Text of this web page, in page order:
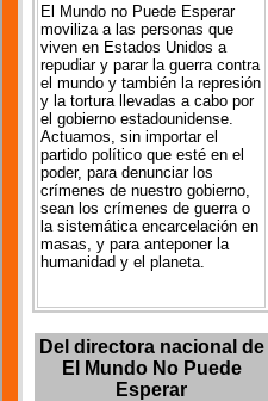
El Mundo no Puede Esperar
moviliza a las personas que
viven en Estados Unidos a
repudiar y parar la guerra contra
el mundo y también la represión
y la tortura llevadas a cabo por
el gobierno estadounidense.
Actuamos, sin importar el
partido político que esté en el
poder, para denunciar los
crímenes de nuestro gobierno,
sean los crímenes de guerra o
la sistemática encarcelación en
masas, y para anteponer la
humanidad y el planeta.
Del directora nacional de
El Mundo No Puede
Esperar